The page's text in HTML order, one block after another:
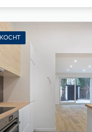
Te koop: Burgerwoning
4
400 m²
-